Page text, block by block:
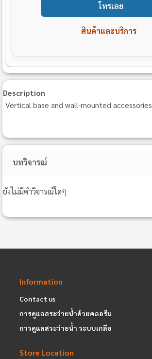
โทรเลย
สินค้าและบริการ
Description
Vertical base and wall-mounted accessories
บทวิจารณ์
ยังไม่มีคำวิจารณ์ใดๆ
Information
Contact us
การดูแลสระว่ายน้ำด้วยคลอรีน
การดูแลสระว่ายน้ำ ระบบเกลือ
Store Location